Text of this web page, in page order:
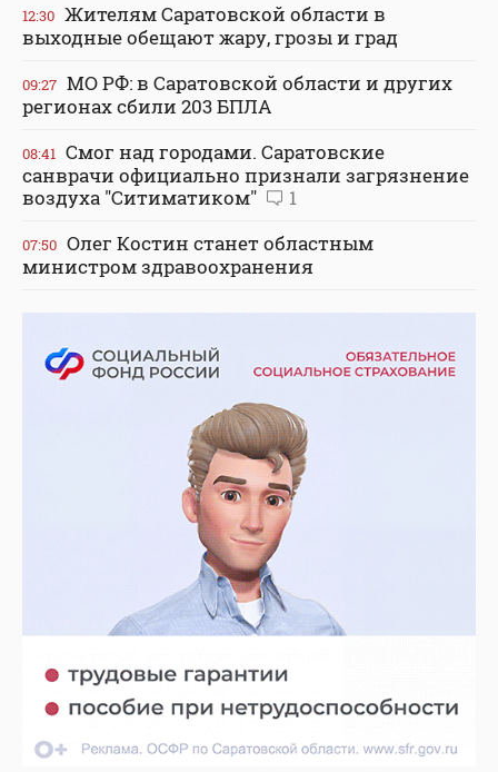
12:30 Жителям Саратовской области в
выходные обещают жару, грозы и град
09:27 МО РФ: в Саратовской области и других
регионах сбили 203 БПЛА
08:41 Смог над городами. Саратовские
санврачи официально признали загрязнение
воздуха "Ситиматиком"
1
07:50 Олег Костин станет областным
министром здравоохранения